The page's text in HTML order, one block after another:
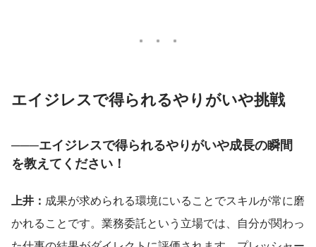
エイジレスで得られるやりがいや挑戦
───エイジレスで得られるやりがいや成長の瞬間
を教えてください！
上井： 成果が求められる環境にいることでスキルが常に磨
かれることです。業務委託という立場では、自分が関わっ